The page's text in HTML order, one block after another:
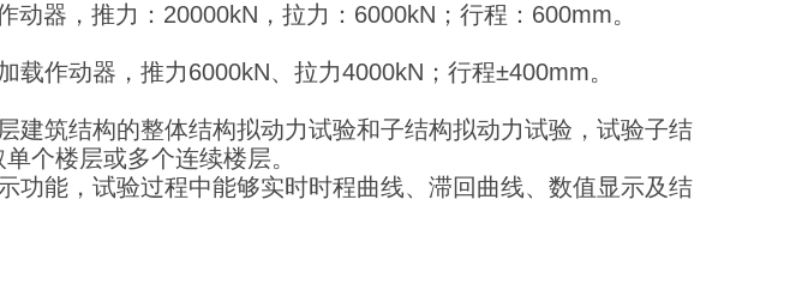
动器，推力：20000kN，拉力：6000kN；行程：600mm。
载作动器，推力6000kN、拉力4000kN；行程±400mm。
建筑结构的整体结构拟动力试验和子结构拟动力试验，试验子结
个楼层或多个连续楼层。
功能，试验过程中能够实时时程曲线、滞回曲线、数值显示及结